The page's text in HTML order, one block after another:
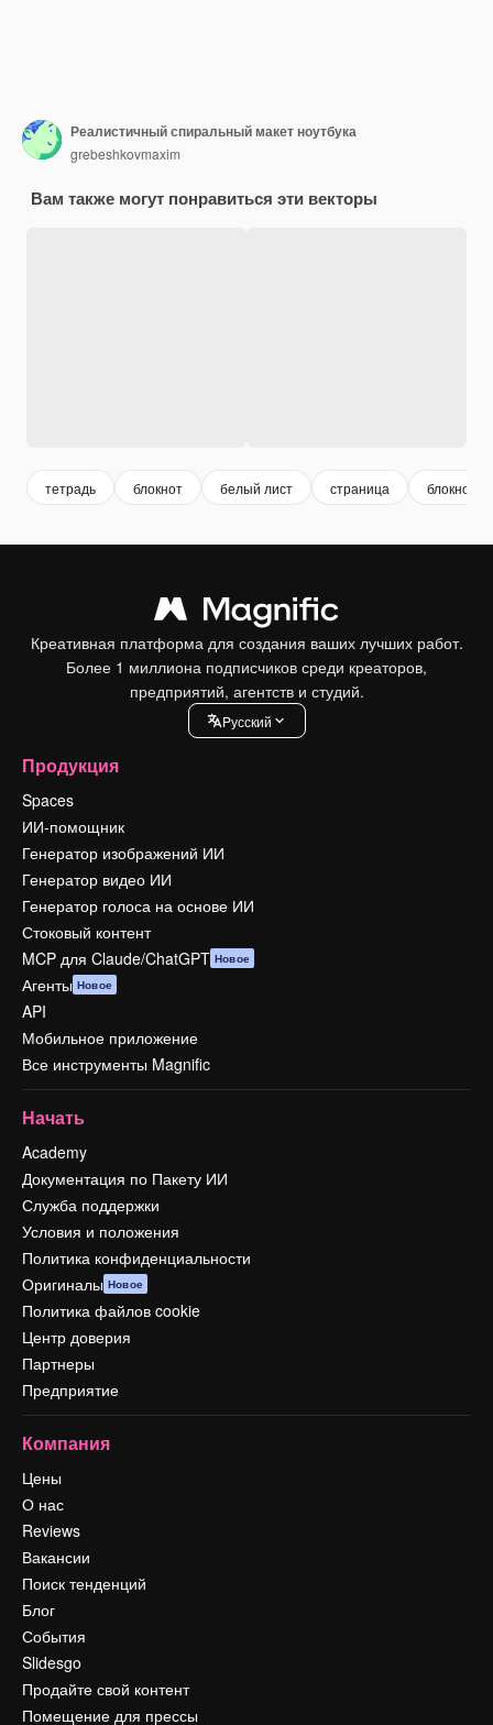
Реалистичный спиральный макет ноутбука
grebeshkovmaxim
Вам также могут понравиться эти векторы
тетрадь блокнот белый лист страница блокнот
Креативная платформа для создания ваших лучших работ.
Более 1 миллиона подписчиков среди креаторов,
предприятий, агентств и студий.
Pусский
Продукция
Spaces
ИИ-помощник
Генератор изображений ИИ
Генератор видео ИИ
Генератор голоса на основе ИИ
Стоковый контент
MCP для Claude/ChatGPT Новое
Агенты Новое
API
Мобильное приложение
Все инструменты Magnific
Начать
Academy
Документация по Пакету ИИ
Служба поддержки
Условия и положения
Политика конфиденциальности
Оригиналы Новое
Политика файлов cookie
Центр доверия
Партнеры
Предприятие
Компания
Цены
О нас
Reviews
Вакансии
Поиск тенденций
Блог
События
Slidesgo
Продайте свой контент
Помещение для прессы